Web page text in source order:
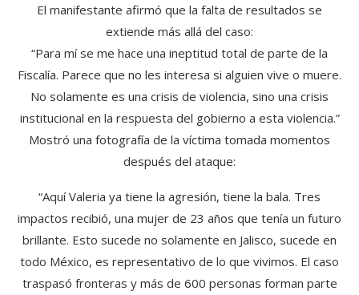
El manifestante afirmó que la falta de resultados se
extiende más allá del caso:
“Para mí se me hace una ineptitud total de parte de la
Fiscalía. Parece que no les interesa si alguien vive o muere.
No solamente es una crisis de violencia, sino una crisis
institucional en la respuesta del gobierno a esta violencia.”
Mostró una fotografía de la víctima tomada momentos
después del ataque:
“Aquí Valeria ya tiene la agresión, tiene la bala. Tres
impactos recibió, una mujer de 23 años que tenía un futuro
brillante. Esto sucede no solamente en Jalisco, sucede en
todo México, es representativo de lo que vivimos. El caso
traspasó fronteras y más de 600 personas forman parte